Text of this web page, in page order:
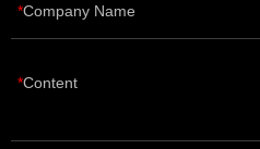
Company Name
Content